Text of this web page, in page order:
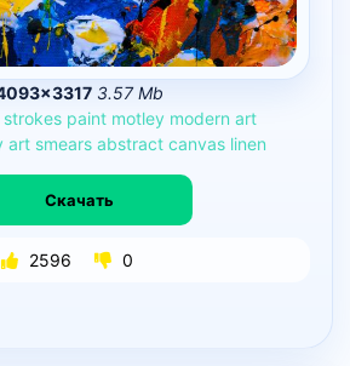
3.57 Mb
strokes paint motley modern art
art smears abstract canvas linen
Скачать
2596 0